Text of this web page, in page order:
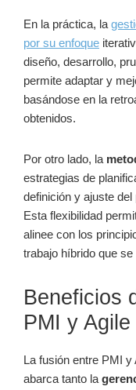
En la práctica, la
por su enfoque
diseño, desarrollo,
permite adaptar y
basándose en la
obtenidos.
Por otro lado, la
estrategias de
definición y ajuste
Esta flexibilidad
alinee con los
trabajo híbrido que
Beneficios
PMI y Agile
La fusión entre PMI
abarca tanto la